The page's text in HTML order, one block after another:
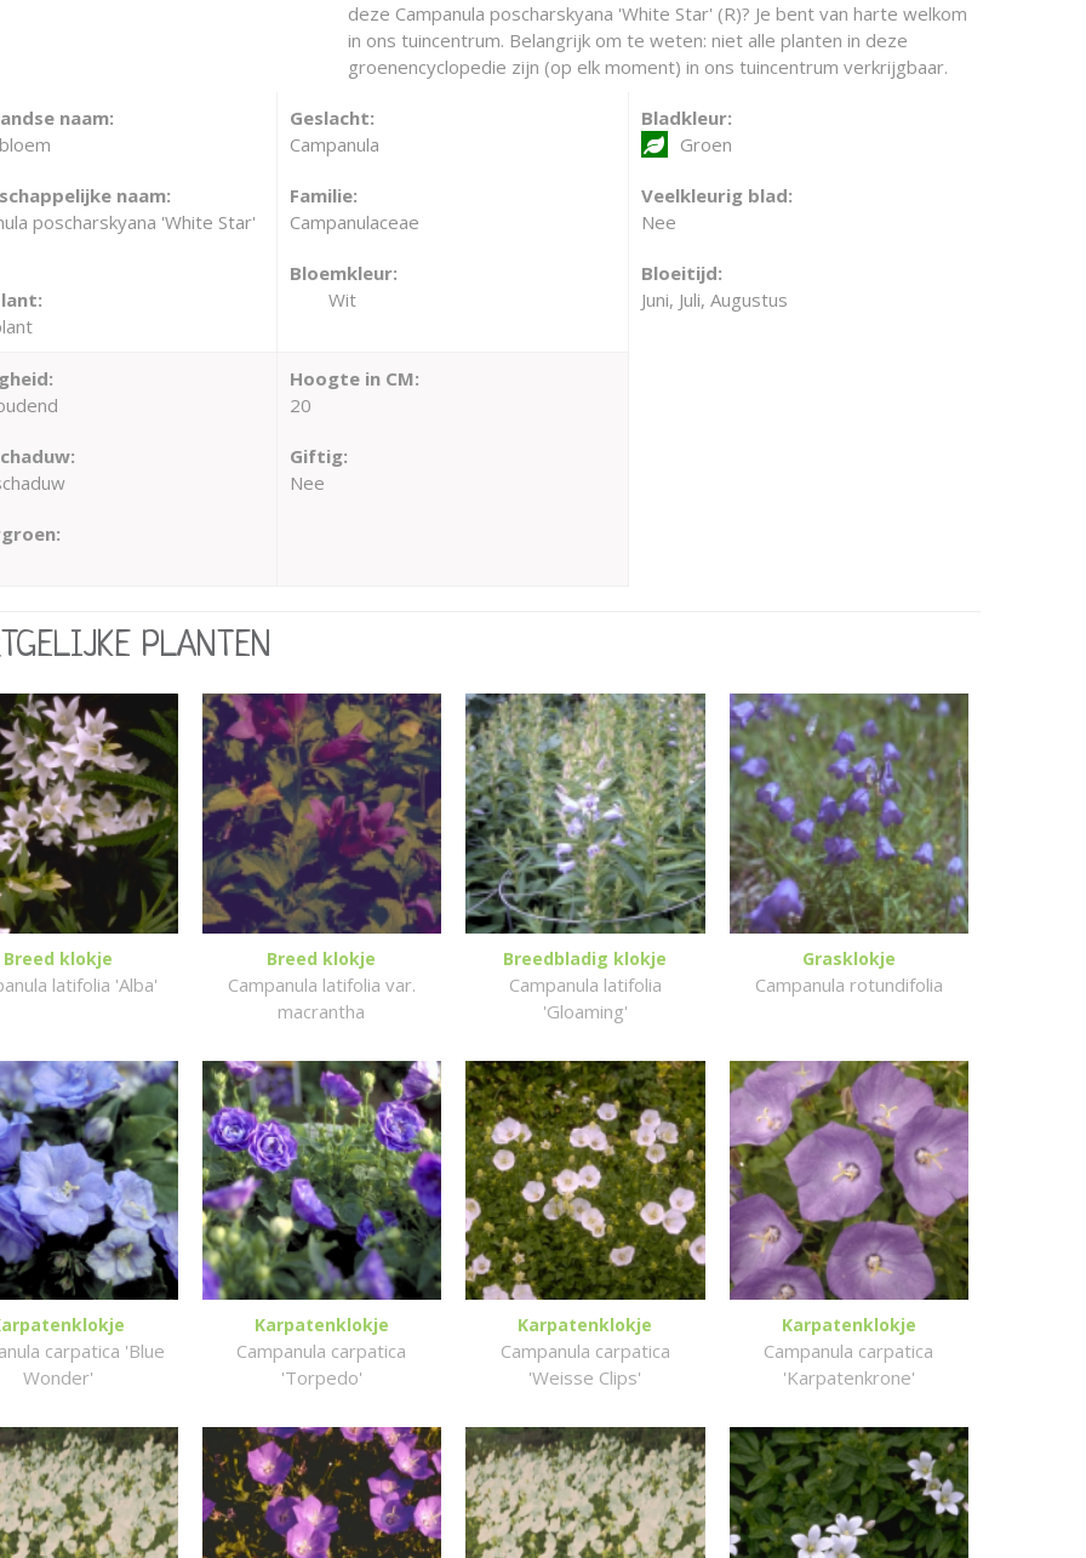
deze Campanula poscharskyana 'White Star' (R)? Je bent van harte welkom
in ons tuincentrum. Belangrijk om te weten: niet alle planten in deze
groenencyclopedie zijn (op elk moment) in ons tuincentrum verkrijgbaar.
naam:
naam:
poscharskyana 'White Star'
Geslacht:
Campanula
Familie:
Campanulaceae
Bloemkleur:
Wit
Bladkleur:
Groen
Veelkleurig blad:
Nee
Bloeitijd:
Juni, Juli, Augustus
Hoogte in CM:
20
Giftig:
Nee
PLANTEN
Breed klokje
latifolia 'Alba'
Breed klokje
Campanula latifolia var.
macrantha
Breedbladig klokje
Campanula latifolia
'Gloaming'
Grasklokje
Campanula rotundifolia
carpatica 'Blue
Wonder'
Karpatenklokje
Campanula carpatica
'Torpedo'
Karpatenklokje
Campanula carpatica
'Weisse Clips'
Karpatenklokje
Campanula carpatica
'Karpatenkrone'